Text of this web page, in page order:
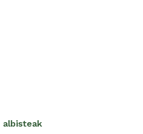
albisteak